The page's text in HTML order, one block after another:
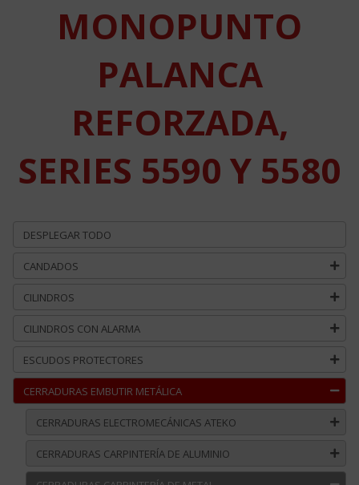
MONOPUNTO
PALANCA
REFORZADA,
SERIES 5590 Y 5580
DESPLEGAR TODO
CANDADOS
CILINDROS
CILINDROS CON ALARMA
ESCUDOS PROTECTORES
CERRADURAS EMBUTIR METÁLICA
CERRADURAS ELECTROMECÁNICAS ATEKO
CERRADURAS CARPINTERÍA DE ALUMINIO